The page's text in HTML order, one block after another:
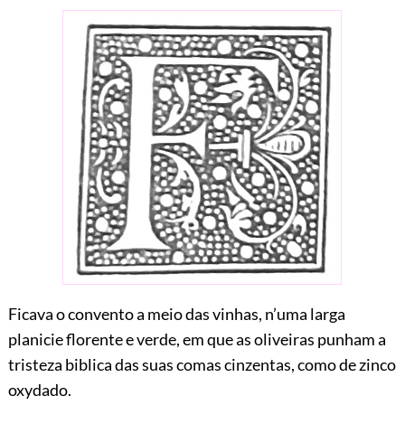
Ficavao convento a meio das vinhas, n’uma larga
planicie florente e verde, em que as oliveiras punham a
tristeza biblica das suas comas cinzentas, como de zinco
oxydado.